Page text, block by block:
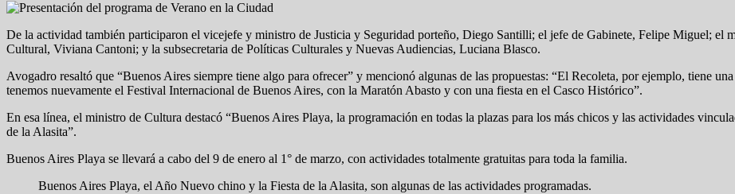
De la actividad también participaron el vicejefe y ministro de Justicia y Seguridad porteño, Diego Santilli; el jefe de Gabinete, Felipe Miguel; el
Cultural, Viviana Cantoni; y la subsecretaria de Políticas Culturales y Nuevas Audiencias, Luciana Blasco.
Avogadro resaltó que “Buenos Aires siempre tiene algo para ofrecer” y mencionó algunas de las propuestas: “El Recoleta, por ejemplo, tiene
tenemos nuevamente el Festival Internacional de Buenos Aires, con la Maratón Abasto y con una fiesta en el Casco Histórico”.
En esa línea, el ministro de Cultura destacó “Buenos Aires Playa, la programación en todas la plazas para los más chicos y las actividades
de la Alasita”.
Buenos Aires Playa se llevará a cabo del 9 de enero al 1° de marzo, con actividades totalmente gratuitas para toda la familia.
Buenos Aires Playa, el Año Nuevo chino y la Fiesta de la Alasita, son algunas de las actividades programadas.